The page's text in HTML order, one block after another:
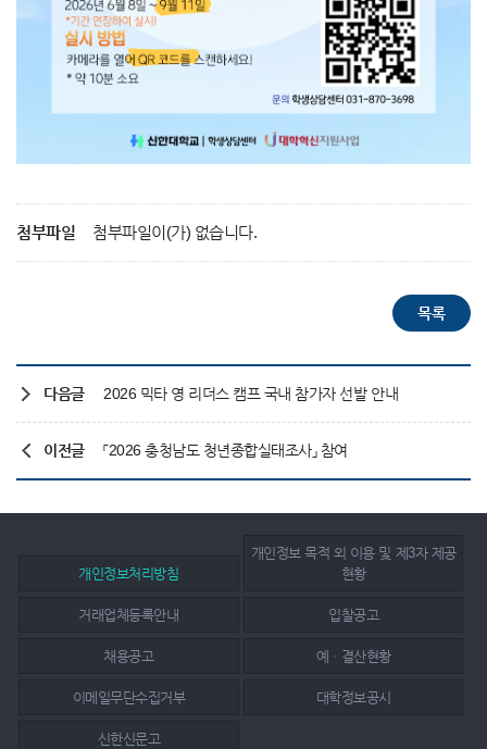
첨부파일 첨부파일이(가) 없습니다.
다음글 2026 믹타 영 리더스 캠프 국내 참가자 선발 안내
이전글 「2026 충청남도 청년종합실태조사」 참여
개인정보처리방침
개인정보 목적 외 이용 및 제3자 제공
현황
거래업체등록안내 입찰공고
채용공고 예ㆍ결산현황
이메일무단수집거부 대학정보공시
신한신문고